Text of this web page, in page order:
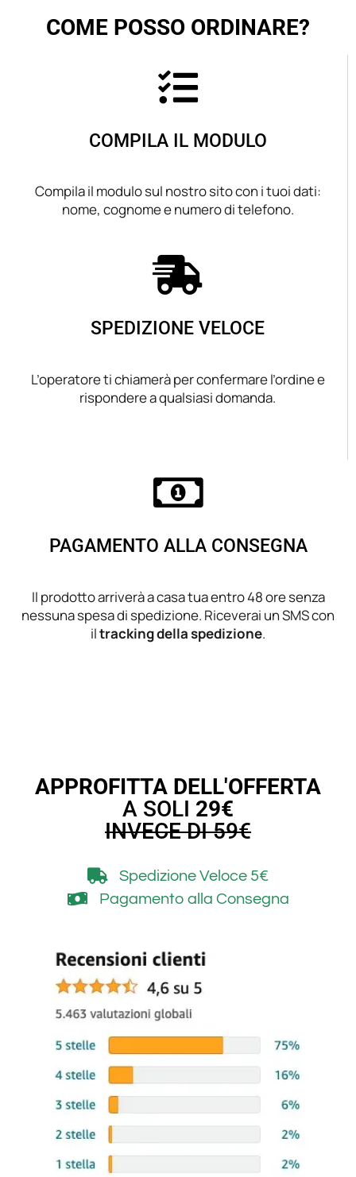
COME POSSO ORDINARE?
COMPILA IL MODULO
Compila il modulo sul nostro sito con i tuoi dati:
nome, cognome e numero di telefono.
SPEDIZIONE VELOCE
L’operatore ti chiamerà per confermare l’ordine e
rispondere a qualsiasi domanda.
PAGAMENTO ALLA CONSEGNA
Il prodotto arriverà a casa tua entro 48 ore senza
nessuna spesa di spedizione. Riceverai un SMS con
iltracking della spedizione.
APPROFITTA DELL'OFFERTA
A SOLI 29€
INVECE DI 59€
Spedizione Veloce 5€
Pagamento alla Consegna